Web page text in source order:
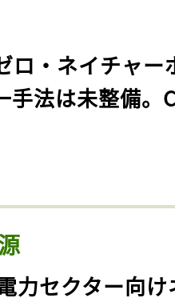
ロ・ネイチャー
手法は未整備。
力セクター向